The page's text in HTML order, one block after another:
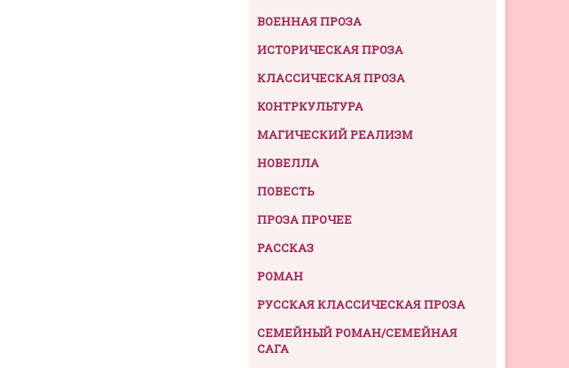
ВОЕННАЯ ПРОЗА
ИСТОРИЧЕСКАЯ ПРОЗА
КЛАССИЧЕСКАЯ ПРОЗА
КОНТРКУЛЬТУРА
МАГИЧЕСКИЙ РЕАЛИЗМ
НОВЕЛЛА
ПОВЕСТЬ
ПРОЗА ПРОЧЕЕ
РАССКАЗ
РОМАН
РУССКАЯ КЛАССИЧЕСКАЯ ПРОЗА
СЕМЕЙНЫЙ РОМАН/СЕМЕЙНАЯ
САГА